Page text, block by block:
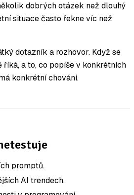
dobrých otázek než dlouhý
situace často řekne víc než
dotazník a rozhovor. Když se
říká, a to, co popíše v konkrétních
konkrétní chování.
promptů.
AI trendech.